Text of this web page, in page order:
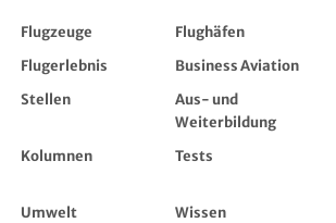
Flugzeuge
Flughäfen
Flugerlebnis
Business Aviation
Stellen
Aus- und
Weiterbildung
Kolumnen Tests
Umwelt
Wissen